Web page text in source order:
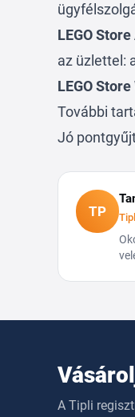
LEGO
az üzlettel:
LEGO
További
Jó
TP
A Tipli